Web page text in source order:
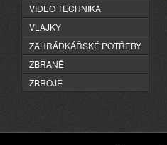
VIDEO TECHNIKA
VLAJKY
ZAHRÁDKÁŘSKÉ POTŘEBY
ZBRANĚ
ZBROJE